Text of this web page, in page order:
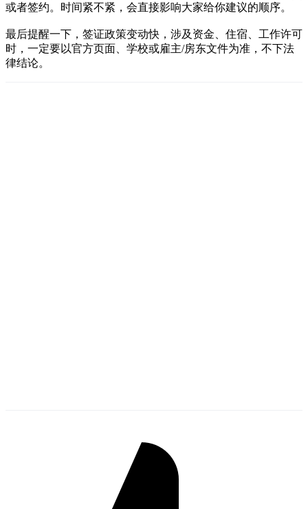
或者签约。时间紧不紧，会直接影响大家给你建议的顺序。
最后提醒一下，签证政策变动快，涉及资金、住宿、工作许可
时，一定要以官方页面、学校或雇主/房东文件为准，不下法
律结论。